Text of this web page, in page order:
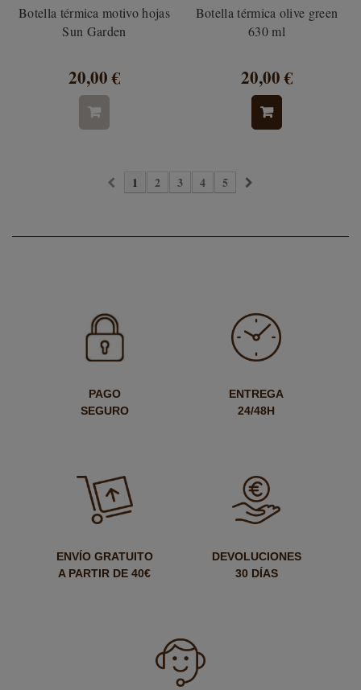
Botella térmica motivo hojas
Sun Garden
20,00 €
Botella térmica olive green
630 ml
20,00 €
1 2 3 4 5
PAGO
SEGURO
ENTREGA
24/48H
ENVÍO GRATUITO
A PARTIR DE 40€
DEVOLUCIONES
30 DÍAS